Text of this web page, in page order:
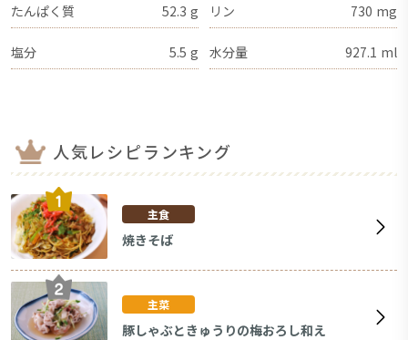
たんぱく質 52.3 g リン 730 mg
塩分 5.5 g 水分量 927.1 ml
人気レシピランキング
主食
焼きそば
主菜
豚しゃぶときゅうりの梅おろし和え